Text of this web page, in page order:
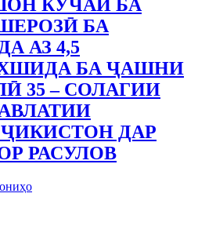
КӮЧАИ БА
БА
АЗ 4,5
БА ҶАШНИ
35 – СОЛАГИИ
ДАР
РАСУЛОВ